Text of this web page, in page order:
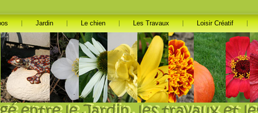
Jardin Le chien Les Travaux Loisir Créatif